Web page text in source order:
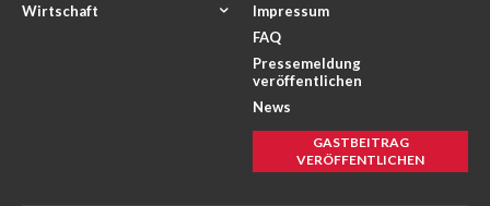
Wirtschaft
Impressum
FAQ
Pressemeldung
veröffentlichen
News
GASTBEITRAG
VERÖFFENTLICHEN